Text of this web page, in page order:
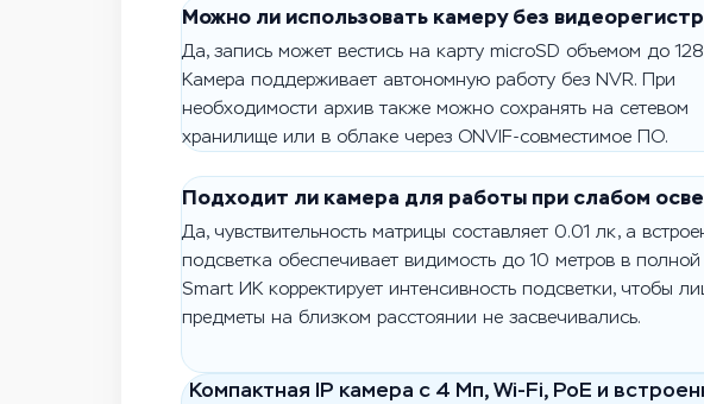
Можно ли использовать камеру без
Да, запись может вестись на карту microSD объемом до
Камера поддерживает автономную работу без NVR. При
необходимости архив также можно сохранять на сетевом
хранилище или в облаке через ONVIF-совместимое ПО.
Подходит ли камера для работы при слабом
Да, чувствительность матрицы составляет 0.01 лк, а
подсветка обеспечивает видимость до 10 метров в полной
Smart ИК корректирует интенсивность подсветки, чтобы
предметы на близком расстоянии не засвечивались.
Компактная IP камера с 4 Мп, Wi-Fi, PoE и